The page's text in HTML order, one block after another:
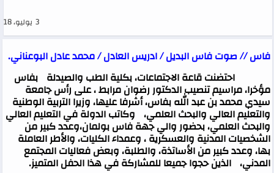
3 يوليو، 2018
فاس // صوت فاس البديل / ادريس العادل / محمد عادل البوعناني.
احتضنت قاعة الاجتماعات، بكلية الطب والصيدلة بفاس
مؤخرا، مراسيم تنصيب الدكتور رضوان مرابط ، على رأس جامعة
سيدي محمد بن عبد الله بفاس، أشرفا عليها، وزيرا التربية الوطنية
والتعليم العالي والبحث العلمي، وكاتب الدولة في التعليم العالي
والبحث العلمي، بحضور والي جهة فاس بولمان،وعدد كبير من
الشخصيات المدنية والعسكرية ، وعمداء الكليات، والأطر العاملة
بها، وعدد كبير من الأساتذة، والطلبة، وبعض فعاليات المجتمع
المدني، الذين حجوا جميعا للمشاركة في هذا الحفل المتميز.